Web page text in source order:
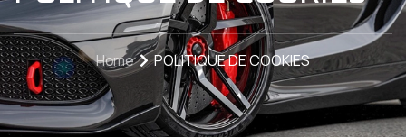
Home POLITIQUE DE COOKIES